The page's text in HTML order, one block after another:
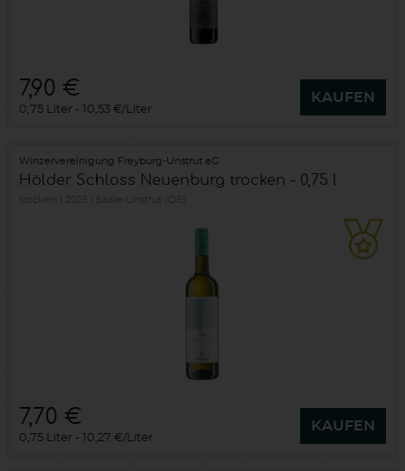
7,90 €
0,75 Liter 10,53 €/Liter
KAUFEN
Winzervereinigung Freyburg-Unstrut eG
Hölder Schloss Neuenburg trocken - 0,75 l
7,70 €
0,75 Liter 10,27 €/Liter
KAUFEN